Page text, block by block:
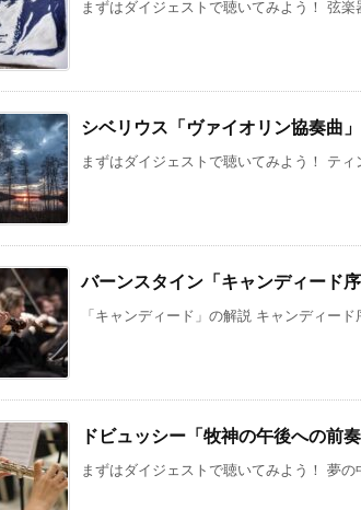
まずはダイジェストで聴いてみよう！ 弦
シベリウス「ヴァイオリン協奏曲」
まずはダイジェストで聴いてみよう！ テ
バーンスタイン「キャンディード
「キャンディード」の解説 キャンディー
ドビュッシー「牧神の午後への前
まずはダイジェストで聴いてみよう！ 夢